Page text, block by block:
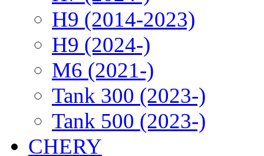
H9 (2014-2023)
H9 (2024-)
M6 (2021-)
Tank 300 (2023-)
Tank 500 (2023-)
CHERY